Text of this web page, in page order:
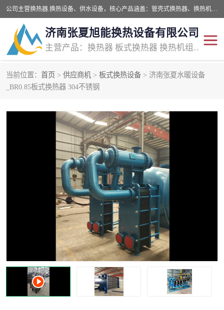
公司主营换热器.换热设备、供水设备，核心产品涵盖：管壳式换热器、换热机组、不锈钢组合式水箱、水处理设备等，提供非标设备集生产、销售、安装一体化服务，可满足全国酒店、学校、医院、商业综合体、工业项目等多场景换热与供水需求。
济南张夏旭能换热设备有限公司
主营产品：换热器 板式换热器 换热机组 供水设备 水处理设备
当前位置： 首页 > 供应商机 > 板式换热设备 > 济南张夏水暖设备
_BR0.85板式换热器 304不锈钢
管壳式换热器
汽水换热机组 板式换热设备
板式换热机组 定压补水装置
囊式膨胀水箱 水处理器设备
智能供水设备 锅炉辅机设备
非标加工设备